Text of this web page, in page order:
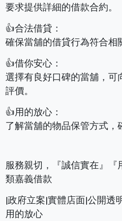
要求提供詳細的借款合約。
👍合法借貸：
確保當舖的借貸行為符合相
👍借你安心：
選擇有良好口碑的當舖，可
評價。
👍用的放心：
了解當舖的物品保管方式，
服務親切，『誠信實在』『
類嘉義借款
|政府立案|實體店面|公開透
用的放心